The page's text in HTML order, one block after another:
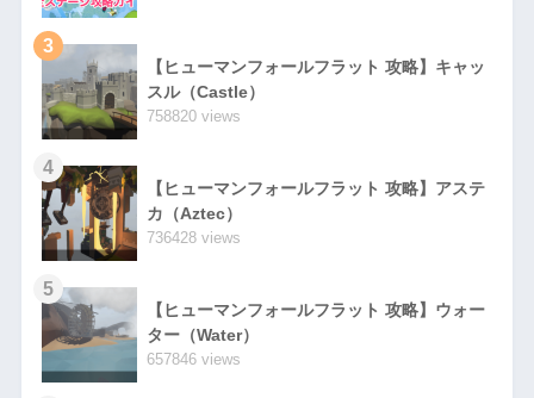
3
【ヒューマンフォールフラット 攻略】キャッ
スル（Castle）
758820 views
4
【ヒューマンフォールフラット 攻略】アステ
カ（Aztec）
736428 views
5
【ヒューマンフォールフラット 攻略】ウォー
ター（Water）
657846 views